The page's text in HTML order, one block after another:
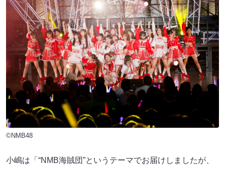
©NMB48
小嶋は「“NMB海賊団”というテーマでお届けしましたが、